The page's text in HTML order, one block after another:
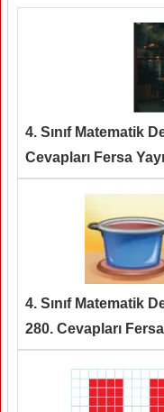
4. Sınıf Matematik
Cevapları Fersa
4. Sınıf Matematik
280. Cevapları Fersa